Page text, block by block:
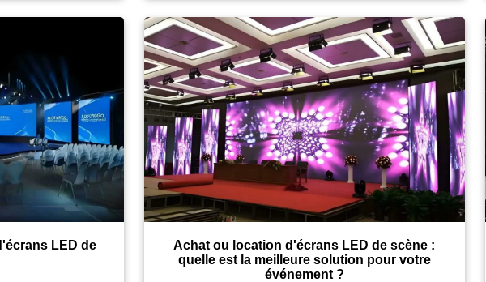
LED de
Achat ou location d'écrans LED de scène :
quelle est la meilleure solution pour votre
événement ?